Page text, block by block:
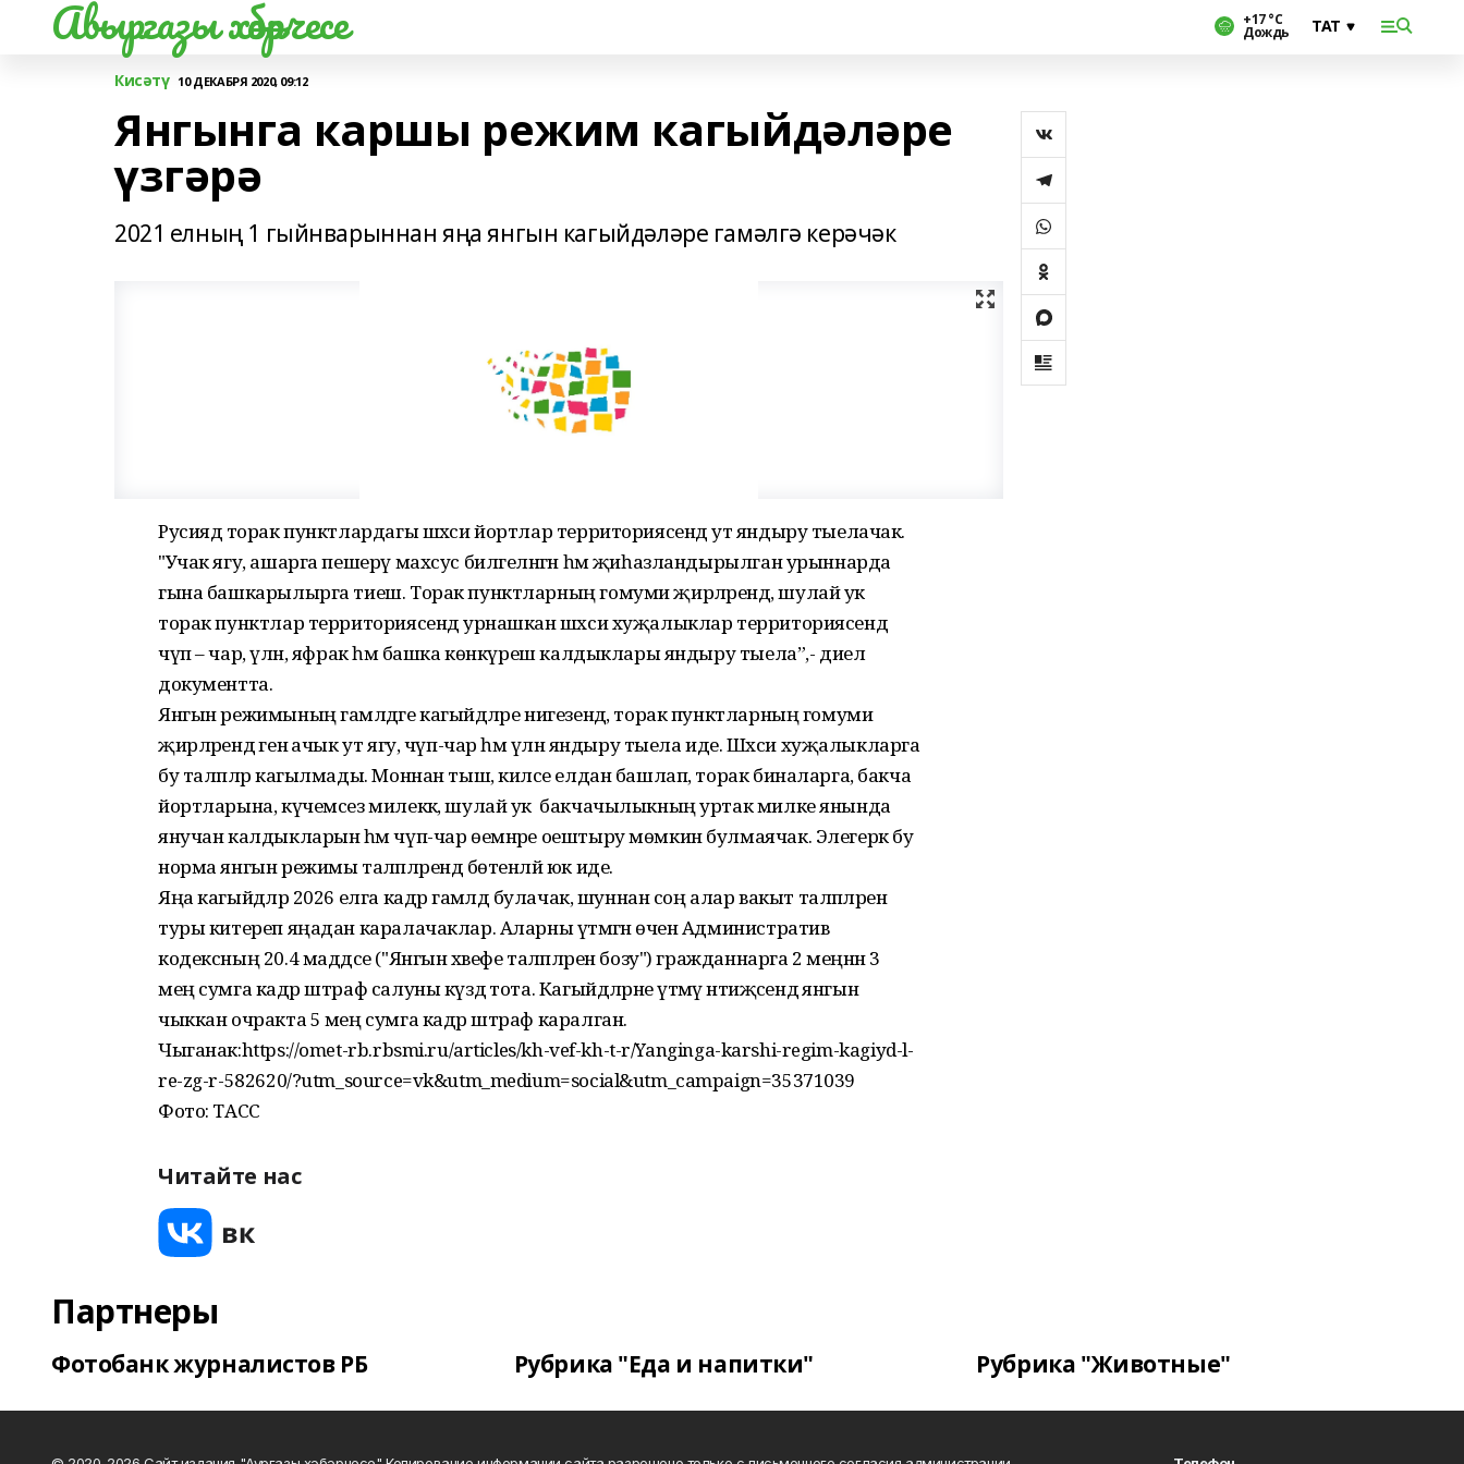
Авыргазы хәбәрчесе +17 °С
Дождь
Кисәтү 10 ДЕКАБРЯ 2020, 09:12
Янгынга каршы режим кагыйдәләре
үзгәрә
2021 елның 1 гыйнварыннан яңа янгын кагыйдәләре гамәлгә керәчәк
Русиядә торак пунктлардагы шәхси йортлар территориясендә ут яндыру тыелачак.
"Учак ягу, ашарга пешерү махсус билгеләнгән һәм җиһазландырылган урыннарда
гына башкарылырга тиеш. Торак пунктларның гомуми җирләрендә, шулай ук ​​
торак пунктлар территориясендә урнашкан шәхси хуҗалыклар территориясендә
чүп – чар, үлән, яфрак һәм башка көнкүреш калдыклары яндыру тыела”,- диелә
документта.
Янгын режимының гамәлдәге кагыйдәләре нигезендә, торак пунктларның гомуми
җирләрендә генә ачык ут ягу, чүп-чар һәм үлән яндыру тыела иде. Шәхси хуҗалыкларга
бу таләпләр кагылмады. Моннан тыш, киләсе елдан башлап, торак биналарга, бакча
йортларына, күчемсез милеккә, шулай ук ​ бакчачылыкның уртак милке янында
янучан калдыкларын һәм чүп-чар өемнәре оештыру мөмкин булмаячак. Элегерәк бу
норма янгын режимы таләпләрендә бөтенләй юк иде.
Яңа кагыйдәләр 2026 елга кадәр гамәлдә булачак, шуннан соң алар вакыт таләпләренә
туры китереп яңадан каралачаклар. Аларны үтәмәгән өчен Административ
кодексның 20.4 маддәсе ("Янгын хәвефе таләпләрен бозу") гражданнарга 2 меңнән 3
мең сумга кадәр штраф салуны күздә тота. Кагыйдәләрне үтәмәү нәтиҗәсендә янгын
чыккан очракта 5 мең сумга кадәр штраф каралган.
Чыганак:https://omet-rb.rbsmi.ru/articles/kh-vef-kh-t-r/Yanginga-karshi-regim-kagiyd-l-
re-zg-r-582620/?utm_source=vk&utm_medium=social&utm_campaign=35371039
Фото: ТАСС
Читайте нас
Партнеры
Фотобанк журналистов РБ Рубрика "Еда и напитки" Рубрика "Животные"